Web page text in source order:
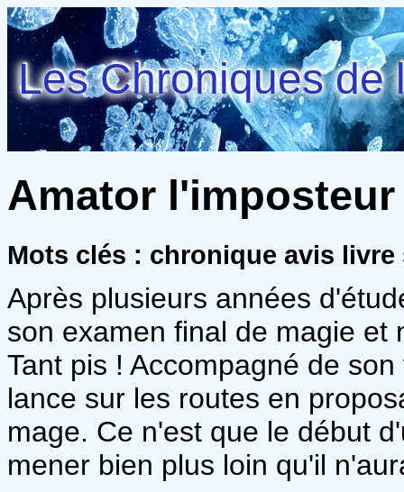
Les Chroniques de
Amator
Mots clés : chronique avis livre
Après plusieurs années
son examen final de magie et
Tant pis ! Accompagné de
lance sur les routes en
mage. Ce n'est que le début
mener bien plus loin qu'il